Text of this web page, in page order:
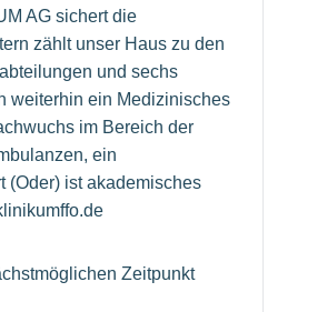
AG sichert die
zählt unser Haus zu den
und sechs
weiterhin ein Medizinisches
im Bereich der
ein
(Oder) ist akademisches
Zeitpunkt